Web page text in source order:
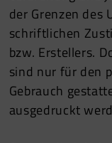
der Grenzen des
schriftlichen
bzw. Erstellers.
sind nur für den
Gebrauch
ausgedruckt